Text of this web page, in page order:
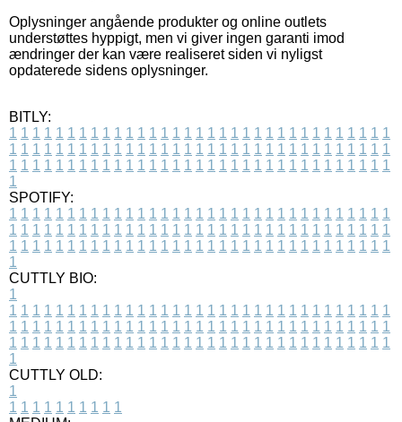
Oplysninger angående produkter og online outlets
understøttes hyppigt, men vi giver ingen garanti imod
ændringer der kan være realiseret siden vi nyligst
opdaterede sidens oplysninger.
BITLY:
1 1 1 1 1 1 1 1 1 1 1 1 1 1 1 1 1 1 1 1 1 1 1 1 1 1 1 1 1 1 1 1 1
1 1 1 1 1 1 1 1 1 1 1 1 1 1 1 1 1 1 1 1 1 1 1 1 1 1 1 1 1 1 1 1 1
1 1 1 1 1 1 1 1 1 1 1 1 1 1 1 1 1 1 1 1 1 1 1 1 1 1 1 1 1 1 1 1 1
1
SPOTIFY:
1 1 1 1 1 1 1 1 1 1 1 1 1 1 1 1 1 1 1 1 1 1 1 1 1 1 1 1 1 1 1 1 1
1 1 1 1 1 1 1 1 1 1 1 1 1 1 1 1 1 1 1 1 1 1 1 1 1 1 1 1 1 1 1 1 1
1 1 1 1 1 1 1 1 1 1 1 1 1 1 1 1 1 1 1 1 1 1 1 1 1 1 1 1 1 1 1 1 1
1
CUTTLY BIO:
1
1 1 1 1 1 1 1 1 1 1 1 1 1 1 1 1 1 1 1 1 1 1 1 1 1 1 1 1 1 1 1 1 1
1 1 1 1 1 1 1 1 1 1 1 1 1 1 1 1 1 1 1 1 1 1 1 1 1 1 1 1 1 1 1 1 1
1 1 1 1 1 1 1 1 1 1 1 1 1 1 1 1 1 1 1 1 1 1 1 1 1 1 1 1 1 1 1 1 1
1
CUTTLY OLD:
1
1 1 1 1 1 1 1 1 1 1